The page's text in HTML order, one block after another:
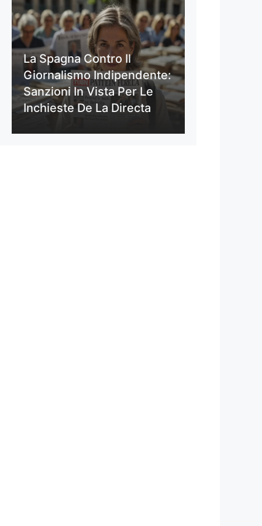
La Spagna Contro Il
Giornalismo Indipendente:
Sanzioni In Vista Per Le
Inchieste De La Directa